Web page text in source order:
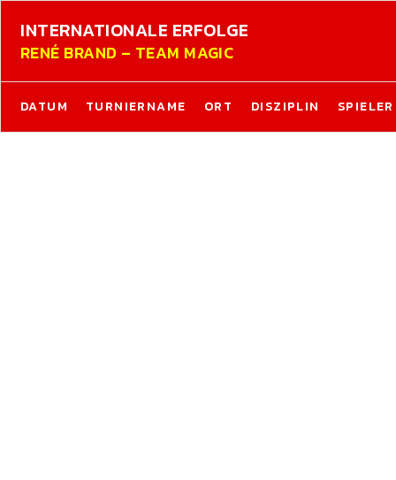
INTERNATIONALE ERFOLGE
RENÉ BRAND – TEAM MAGIC
DATUM TURNIERNAME ORT DISZIPLIN SPIELER